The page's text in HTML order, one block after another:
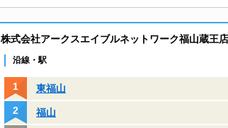
株式会社アークスエイブルネットワーク福山蔵王
沿線・駅
東福山
福山